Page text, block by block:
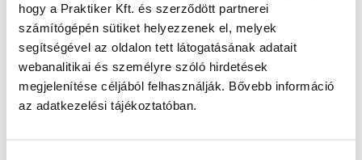
hogy a Praktiker Kft. és szerződött partnerei
számítógépén sütiket helyezzenek el, melyek
segítségével az oldalon tett látogatásának adatait
webanalitikai és személyre szóló hirdetések
megjelenítése céljából felhasználják. Bővebb információ
az adatkezelési tájékoztatóban.